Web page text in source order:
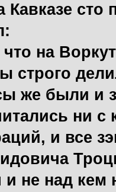
Кавказе
на
строго
же были и
ни с
и все
и не над